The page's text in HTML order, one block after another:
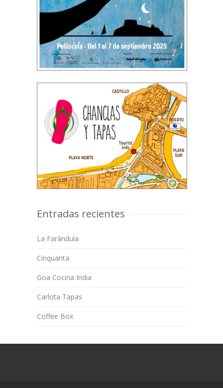
Entradas recientes
La Farándula
Cinquanta
Goa Cocina India
Carlota Tapas
Coffee Box